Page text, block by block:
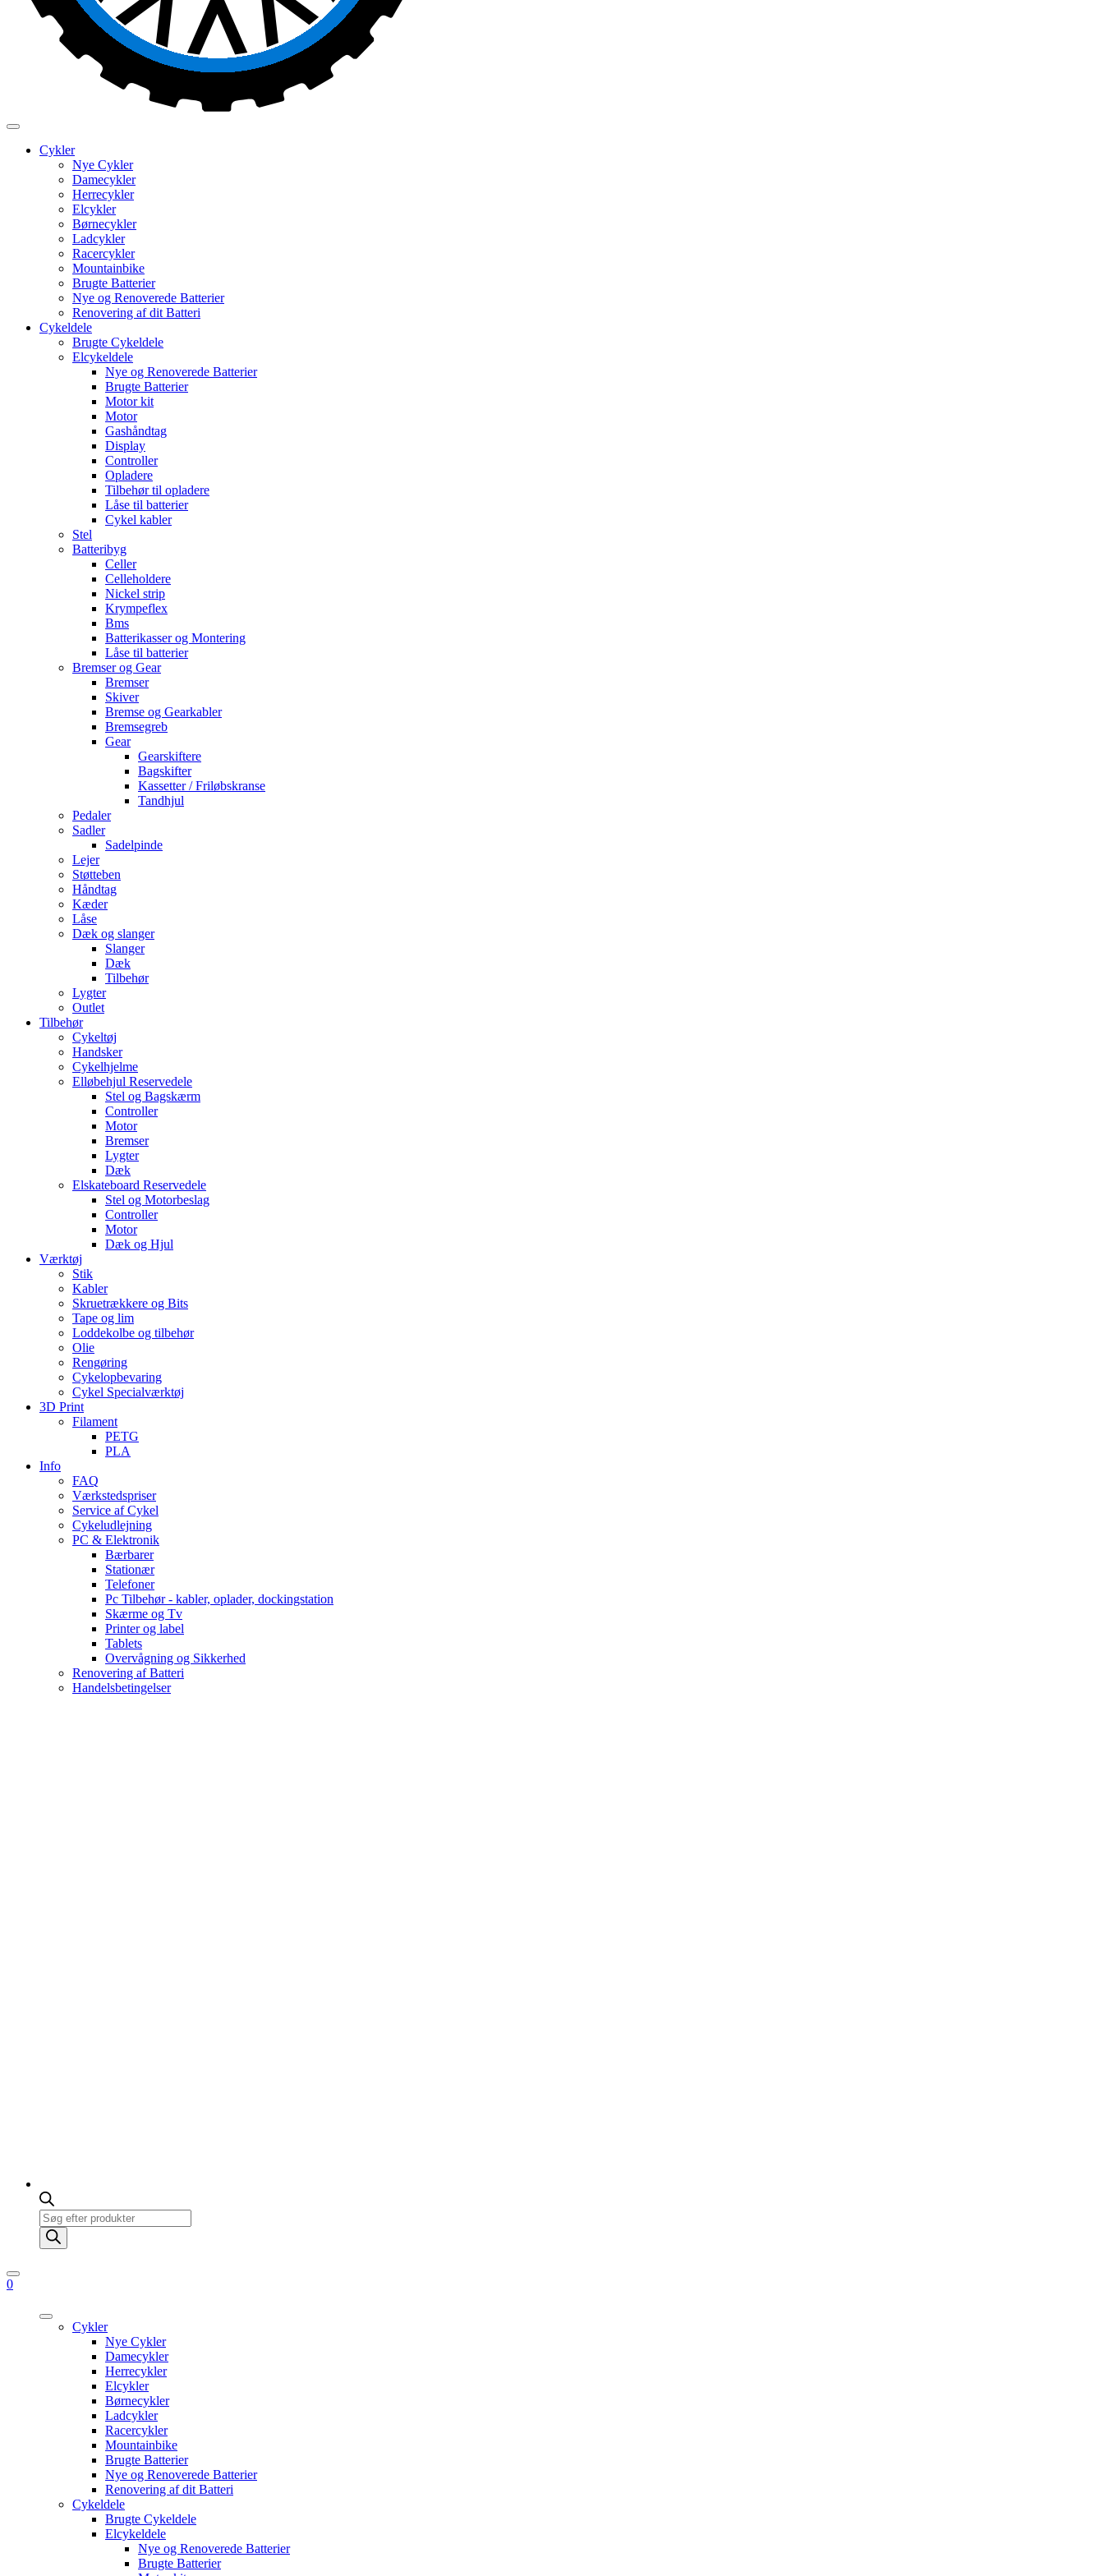
Cykler
Nye Cykler
Damecykler
Herrecykler
Elcykler
Børnecykler
Ladcykler
Racercykler
Mountainbike
Brugte Batterier
Nye og Renoverede Batterier
Renovering af dit Batteri
Cykeldele
Brugte Cykeldele
Elcykeldele
Nye og Renoverede Batterier
Brugte Batterier
Motor kit
Motor
Gashåndtag
Display
Controller
Opladere
Tilbehør til opladere
Låse til batterier
Cykel kabler
Stel
Batteribyg
Celler
Celleholdere
Nickel strip
Krympeflex
Bms
Batterikasser og Montering
Låse til batterier
Bremser og Gear
Bremser
Skiver
Bremse og Gearkabler
Bremsegreb
Gear
Gearskiftere
Bagskifter
Kassetter / Friløbskranse
Tandhjul
Pedaler
Sadler
Sadelpinde
Lejer
Støtteben
Håndtag
Kæder
Låse
Dæk og slanger
Slanger
Dæk
Tilbehør
Lygter
Outlet
Tilbehør
Cykeltøj
Handsker
Cykelhjelme
Elløbehjul Reservedele
Stel og Bagskærm
Controller
Motor
Bremser
Lygter
Dæk
Elskateboard Reservedele
Stel og Motorbeslag
Controller
Motor
Dæk og Hjul
Værktøj
Stik
Kabler
Skruetrækkere og Bits
Tape og lim
Loddekolbe og tilbehør
Olie
Rengøring
Cykelopbevaring
Cykel Specialværktøj
3D Print
Filament
PETG
PLA
Info
FAQ
Værkstedspriser
Service af Cykel
Cykeludlejning
PC & Elektronik
Bærbarer
Stationær
Telefoner
Pc Tilbehør - kabler, oplader, dockingstation
Skærme og Tv
Printer og label
Tablets
Overvågning og Sikkerhed
Renovering af Batteri
Handelsbetingelser
Products
search
0
Cykler
Nye Cykler
Damecykler
Herrecykler
Elcykler
Børnecykler
Ladcykler
Racercykler
Mountainbike
Brugte Batterier
Nye og Renoverede Batterier
Renovering af dit Batteri
Cykeldele
Brugte Cykeldele
Elcykeldele
Nye og Renoverede Batterier
Brugte Batterier